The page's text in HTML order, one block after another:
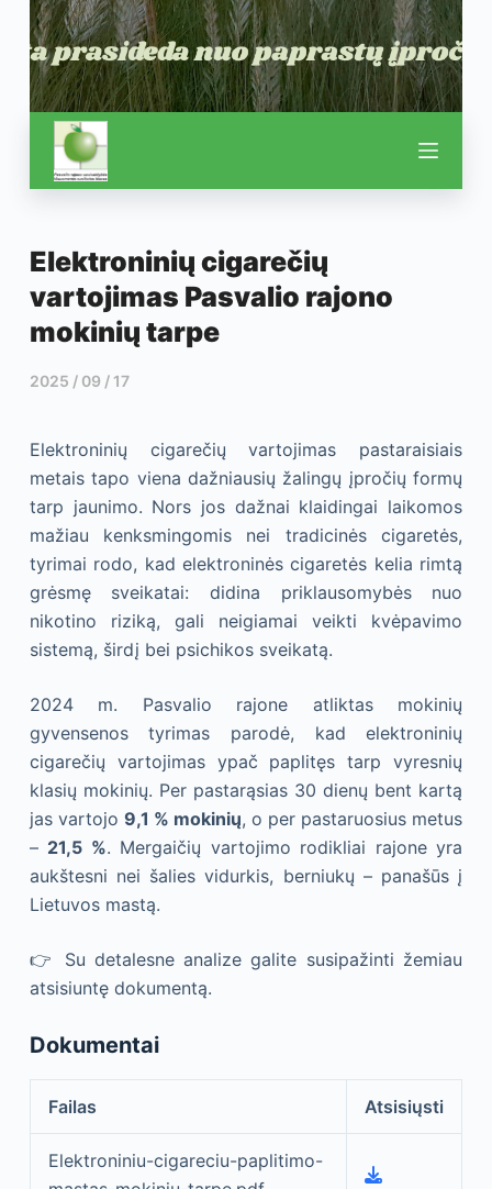
Elektroninių cigarečių
vartojimas Pasvalio rajono
mokinių tarpe
2025 / 09 / 17
Elektroninių cigarečių vartojimas pastaraisiais
metais tapo viena dažniausių žalingų įpročių formų
tarp jaunimo. Nors jos dažnai klaidingai laikomos
mažiau kenksmingomis nei tradicinės cigaretės,
tyrimai rodo, kad elektroninės cigaretės kelia rimtą
grėsmę sveikatai: didina priklausomybės nuo
nikotino riziką, gali neigiamai veikti kvėpavimo
sistemą, širdį bei psichikos sveikatą.
2024 m. Pasvalio rajone atliktas mokinių
gyvensenos tyrimas parodė, kad elektroninių
cigarečių vartojimas ypač paplitęs tarp vyresnių
klasių mokinių. Per pastarąsias 30 dienų bent kartą
jas vartojo 9,1 % mokinių, o per pastaruosius metus
– 21,5 %. Mergaičių vartojimo rodikliai rajone yra
aukštesni nei šalies vidurkis, berniukų – panašūs į
Lietuvos mastą.
👉 Su detalesne analize galite susipažinti žemiau
atsisiuntę dokumentą.
Dokumentai
Failas Atsisiųsti
Elektroniniu-cigareciu-paplitimo-